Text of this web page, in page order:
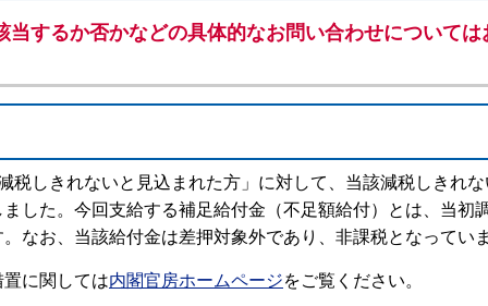
当するか否かなどの具体的なお問い合わせについて
しきれないと見込まれた方」に対して、当該減税しきれ
した。今回支給する補足給付金（不足額給付）とは、当初
なお、当該給付金は差押対象外であり、非課税となっていま
置に関しては内閣官房ホームページをご覧ください。